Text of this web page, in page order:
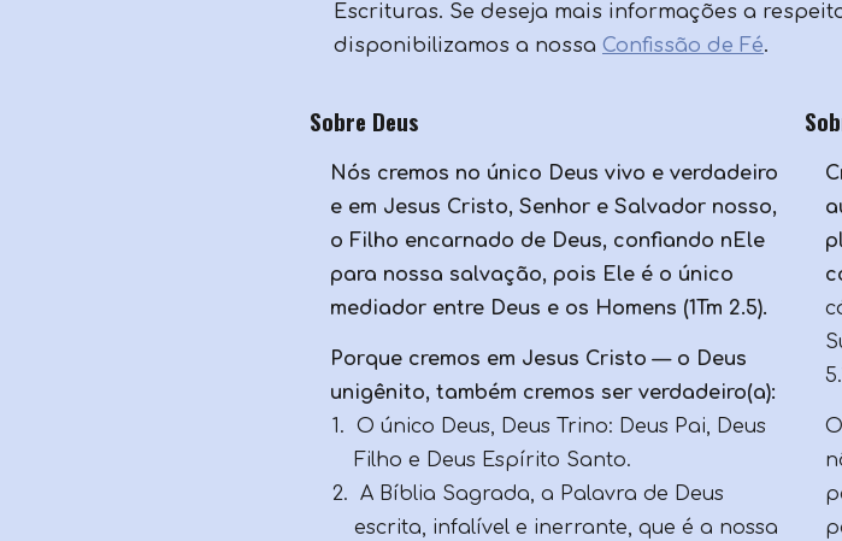
Escrituras. Se deseja mais informações a
disponibilizamos a nossaConfissão de Fé.
Sobre Deus
Nós cremos no único Deus vivo e verdadeiro
e em Jesus Cristo, Senhor e Salvador nosso,
o Filho encarnado de Deus, confiando nEle
para nossa salvação, pois Ele é o único
mediador entre Deus e os Homens (1Tm 2.5).
Porque cremos em Jesus Cristo — o Deus
unigênito, também cremos ser verdadeiro(a):
1.
O único Deus, Deus Trino: Deus Pai, Deus
Filho e Deus Espírito Santo.
2. A Bíblia Sagrada, a Palavra de Deus
escrita, infalível e inerrante, que é a nossa